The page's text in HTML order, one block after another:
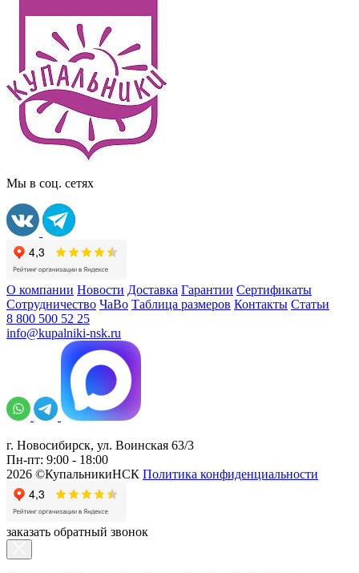
Мы в соц. сетях
О компании Новости Доставка Гарантии Сертификаты
Сотрудничество ЧаВо Таблица размеров Контакты Статьи
8 800 500 52 25
info@kupalniki-nsk.ru
г. Новосибирск, ул. Воинская 63/3
Пн-пт: 9:00 - 18:00
2026 ©КупальникиНСК Политика конфиденциальности
заказать обратный звонок